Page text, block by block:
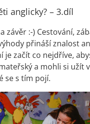
anglicky? – 3.díl
závěr :-) Cestování,
přináší znalost
je začít co nejdříve,
a mohli si užít
se s tím pojí.